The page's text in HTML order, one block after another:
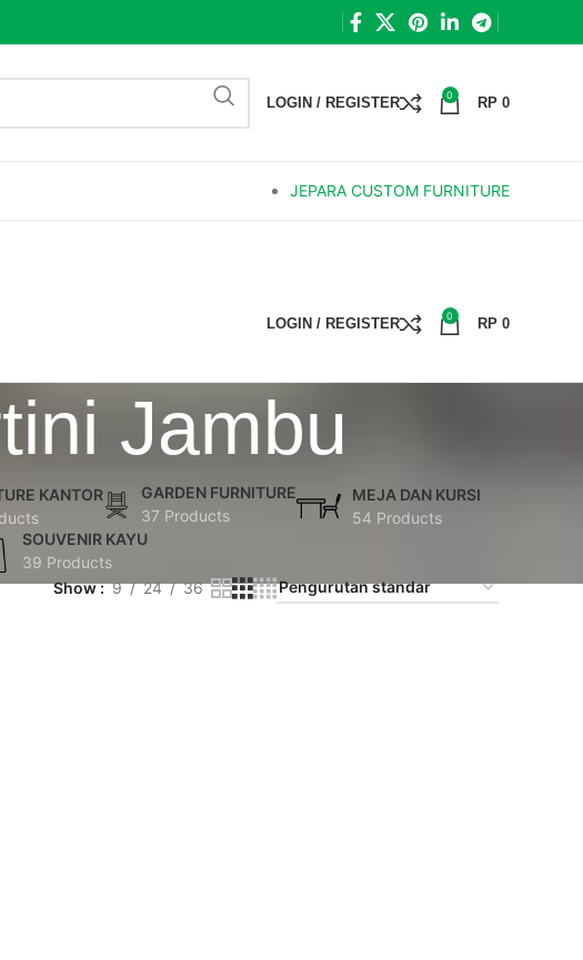
LOGIN / REGISTER 0 RP 0
JEPARA CUSTOM FURNITURE
LOGIN / REGISTER 0 RP 0
Jambu
KANTOR
GARDEN FURNITURE
37 Products
MEJA DAN KURSI
54 Products
SOUVENIR KAYU
39 Products
Show 9 24 36